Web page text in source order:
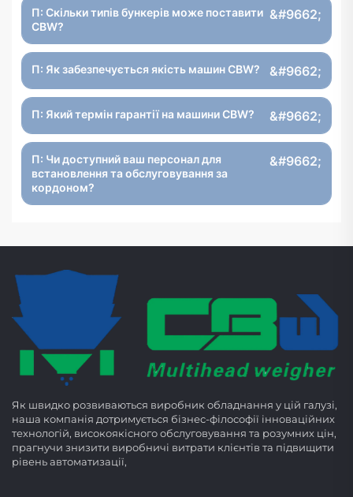
П: Скільки типів бункерів може поставити
CBW?
П: Як забезпечується якість машин CBW?
П: Який термін гарантії на машини CBW?
П: Чи доступний ваш персонал для
встановлення та обслуговування за
кордоном?
Як швидко розвиваються виробник обладнання у цій галузі,
наша компанія дотримується бізнес-філософії інноваційних
технологій, високоякісного обслуговування та розумних цін,
прагнучи знизити виробничі витрати клієнтів та підвищити
рівень автоматизації,